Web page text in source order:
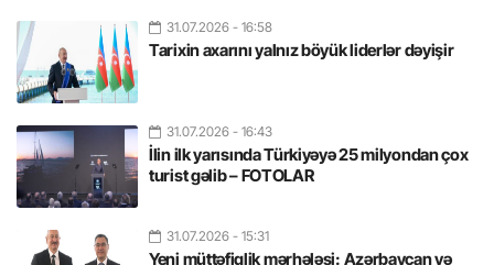
31.07.2026 - 16:58
Tarixin axarını yalnız böyük liderlər dəyişir
31.07.2026 - 16:43
İlin ilk yarısında Türkiyəyə 25 milyondan çox
turist gəlib – FOTOLAR
31.07.2026 - 15:31
Yeni müttəfiqlik mərhələsi: Azərbaycan və